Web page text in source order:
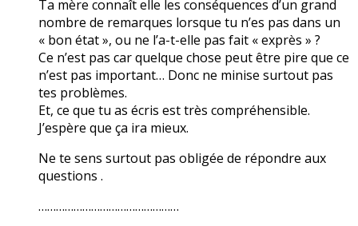
Ta mère connaît elle les conséquences d’un grand
nombre de remarques lorsque tu n’es pas dans un
« bon état », ou ne l’a-t-elle pas fait « exprès » ?
Ce n’est pas car quelque chose peut être pire que ce
n’est pas important… Donc ne minise surtout pas
tes problèmes.
Et, ce que tu as écris est très compréhensible.
J’espère que ça ira mieux.
Ne te sens surtout pas obligée de répondre aux
questions .
…………………………………………